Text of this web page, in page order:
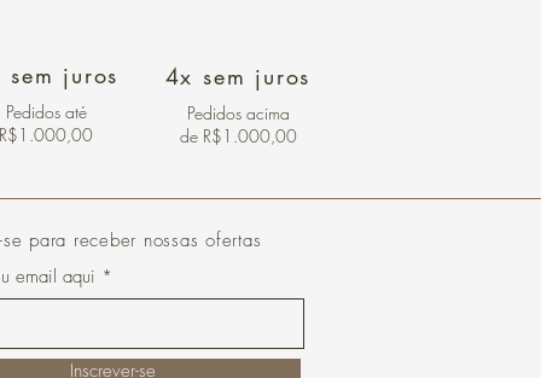
sem juros
Pedidos até
R$1.000,00
4x sem juros
Pedidos acima
de R$1.000,00
para receber nossas ofertas
email aqui
Inscrever-se